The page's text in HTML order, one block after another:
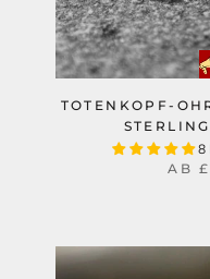
TOTENKOPF-
8
AB